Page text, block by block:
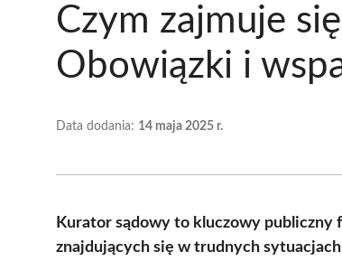
Czym zajmuje
Obowiązki i
Data dodania: 14 maja 2025 r.
Kurator sądowy to kluczowy publiczny
znajdujących się w trudnych